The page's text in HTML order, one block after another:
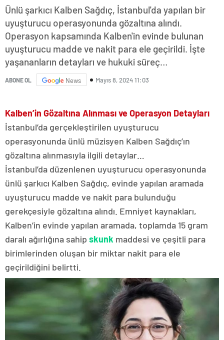
Ünlü şarkıcı Kalben Sağdıç, İstanbul'da yapılan bir
uyuşturucu operasyonunda gözaltına alındı.
Operasyon kapsamında Kalben'in evinde bulunan
uyuşturucu madde ve nakit para ele geçirildi. İşte
yaşananların detayları ve hukuki süreç…
ABONE OL News Mayıs 8, 2024 11:03
Kalben’in Gözaltına Alınması ve Operasyon Detayları
İstanbul’da gerçekleştirilen uyuşturucu
operasyonunda ünlü müzisyen Kalben Sağdıç’ın
gözaltına alınmasıyla ilgili detaylar…
İstanbul’da düzenlenen uyuşturucu operasyonunda
ünlü şarkıcı Kalben Sağdıç, evinde yapılan aramada
uyuşturucu madde ve nakit para bulunduğu
gerekçesiyle gözaltına alındı. Emniyet kaynakları,
Kalben’in evinde yapılan aramada, toplamda 15 gram
daralı ağırlığına sahip skunk maddesi ve çeşitli para
birimlerinden oluşan bir miktar nakit para ele
geçirildiğini belirtti.